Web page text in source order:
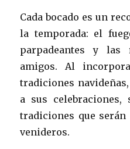
Cada bocado es un
la temporada: el
parpadeantes y
amigos. Al
tradiciones
a sus celebraciones,
tradiciones que serán
venideros.